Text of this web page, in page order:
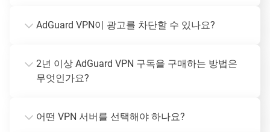
AdGuard VPN이 광고를 차단할 수 있나요?
2년 이상 AdGuard VPN 구독을 구매하는 방법은
무엇인가요?
어떤 VPN 서버를 선택해야 하나요?